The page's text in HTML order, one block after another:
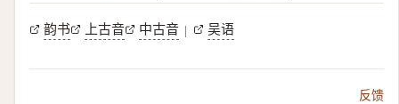
韵书 上古音 中古音 | 吴语
反馈